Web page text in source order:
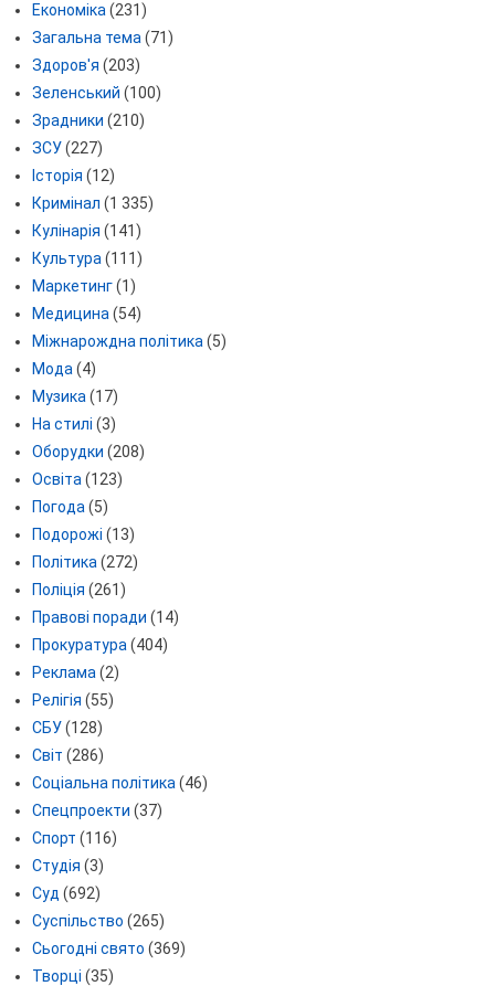
Економіка (231)
Загальна тема (71)
Здоров'я (203)
Зеленський (100)
Зрадники (210)
ЗСУ(227)
Історія (12)
Кримінал (1 335)
Кулінарія (141)
Культура (111)
Маркетинг(1)
Медицина (54)
Міжнарождна політика (5)
Мода (4)
Музика (17)
На стилі (3)
Оборудки (208)
Освіта (123)
Погода (5)
Подорожі (13)
Політика (272)
Поліція (261)
Правові поради (14)
Прокуратура (404)
Реклама (2)
Релігія (55)
СБУ(128)
Світ (286)
Соціальна політика (46)
Спецпроекти (37)
Спорт (116)
Студія (3)
Суд (692)
Суспільство (265)
Сьогодні свято (369)
Творці (35)